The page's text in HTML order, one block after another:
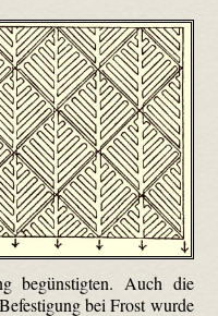
begünstigten. Auch die
bei Frost wurde